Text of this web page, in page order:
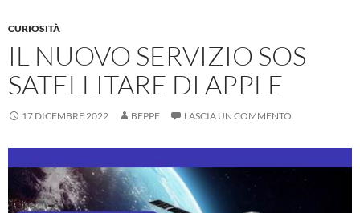
CURIOSITÀ
IL NUOVO SERVIZIO SOS
SATELLITARE DI APPLE
17 DICEMBRE 2022 BEPPE LASCIA UN COMMENTO